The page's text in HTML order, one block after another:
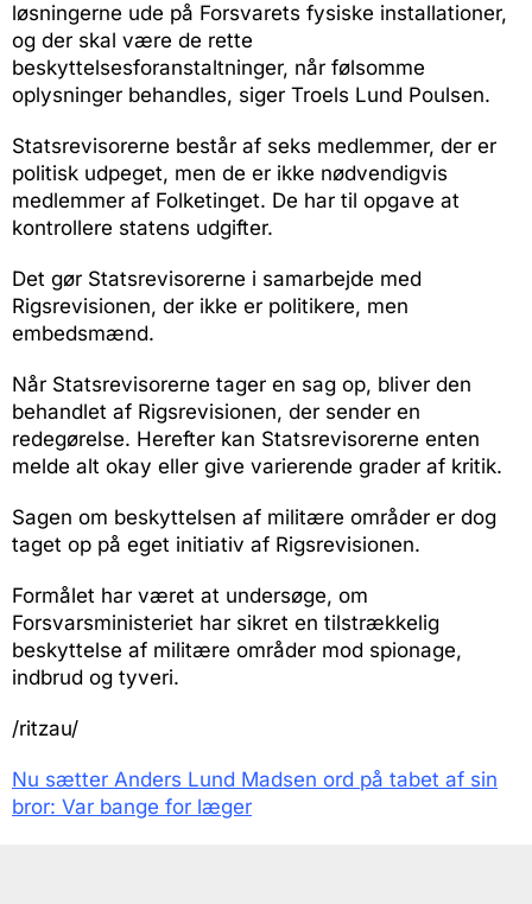
løsningerne ude på Forsvarets fysiske installationer,
og der skal være de rette
beskyttelsesforanstaltninger, når følsomme
oplysninger behandles, siger Troels Lund Poulsen.
Statsrevisorerne består af seks medlemmer, der er
politisk udpeget, men de er ikke nødvendigvis
medlemmer af Folketinget. De har til opgave at
kontrollere statens udgifter.
Det gør Statsrevisorerne i samarbejde med
Rigsrevisionen, der ikke er politikere, men
embedsmænd.
Når Statsrevisorerne tager en sag op, bliver den
behandlet af Rigsrevisionen, der sender en
redegørelse. Herefter kan Statsrevisorerne enten
melde alt okay eller give varierende grader af kritik.
Sagen om beskyttelsen af militære områder er dog
taget op på eget initiativ af Rigsrevisionen.
Formålet har været at undersøge, om
Forsvarsministeriet har sikret en tilstrækkelig
beskyttelse af militære områder mod spionage,
indbrud og tyveri.
/ritzau/
Nu sætter Anders Lund Madsen ord på tabet af sin
bror: Var bange for læger